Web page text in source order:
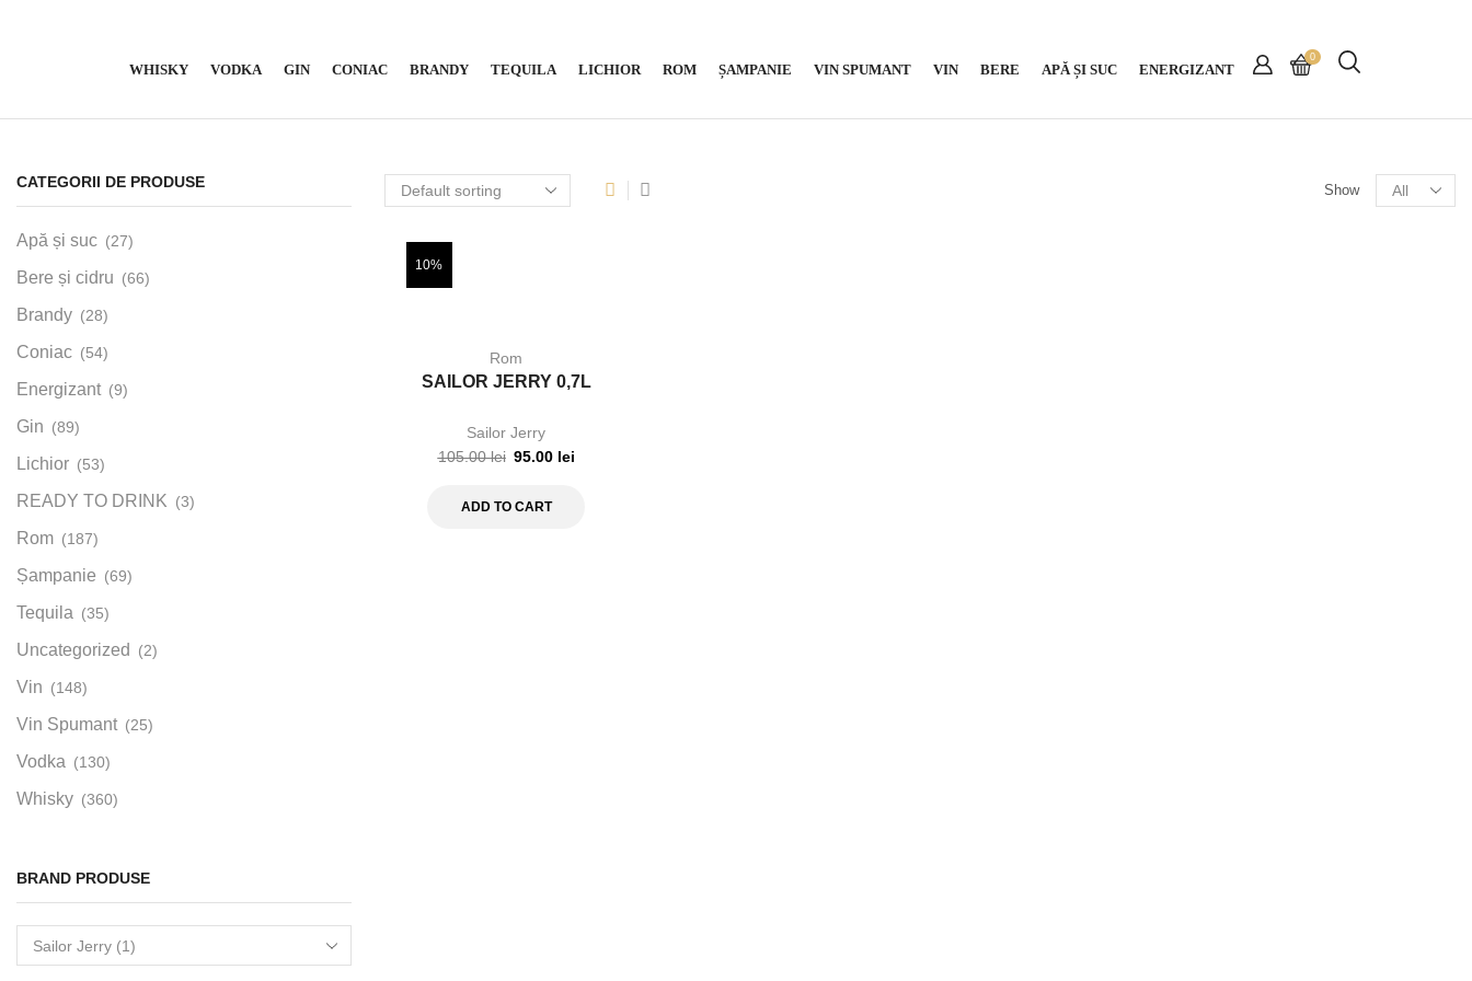
WHISKY VODKA GIN CONIAC BRANDY TEQUILA LICHIOR ROM ȘAMPANIE VIN SPUMANT VIN BERE APĂ ȘI SUC ENERGIZANT
0
Show
10%
Rom
SAILOR JERRY 0,7L
Sailor Jerry
105.00lei 95.00 lei
ADD TO CART
CATEGORII DE PRODUSE
Apă și suc (27)
Bere și cidru (66)
Brandy (28)
Coniac (54)
Energizant (9)
Gin (89)
Lichior (53)
READY TO DRINK (3)
Rom (187)
Șampanie (69)
Tequila (35)
Uncategorized (2)
Vin (148)
Vin Spumant (25)
Vodka (130)
Whisky (360)
BRAND PRODUSE